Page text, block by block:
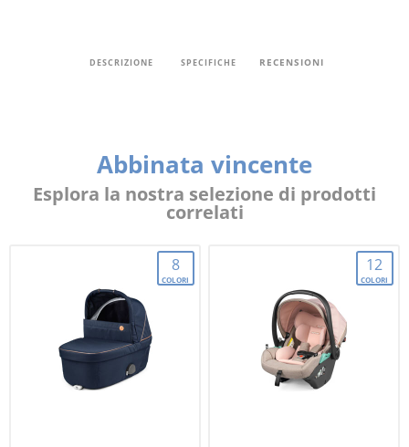
DESCRIZIONE SPECIFICHE RECENSIONI
Abbinata vincente
Esplora la nostra selezione di prodotti
correlati
8
COLORI
12
COLORI